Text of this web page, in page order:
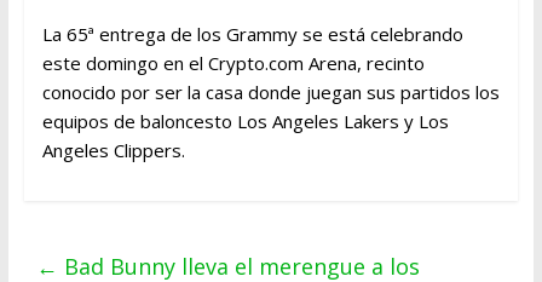
La 65ª entrega de los Grammy se está celebrando
este domingo en el Crypto.com Arena, recinto
conocido por ser la casa donde juegan sus partidos los
equipos de baloncesto Los Angeles Lakers y Los
Angeles Clippers.
← Bad Bunny lleva el merengue a los